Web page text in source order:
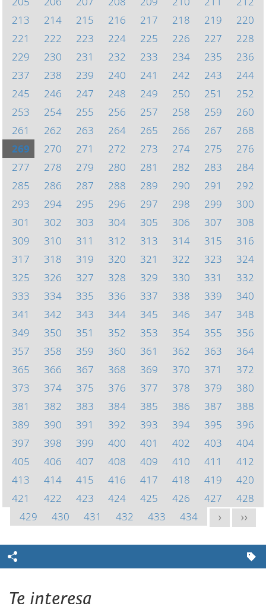
213
214 215 216 217 218 219
220
221
222 223 224 225 226 227
228
229
230 231 232 233 234 235
236
237
238 239 240 241 242 243
244
245
246 247 248 249 250 251
252
253
254 255 256 257 258 259
260
261
262 263 264 265 266 267
268
269
270 271 272 273 274 275
276
277
278 279 280 281 282 283
284
285
286 287 288 289 290 291
292
293
294 295 296 297 298 299
300
301
302 303 304 305 306 307
308
309
310 311 312 313 314 315
316
317
318 319 320 321 322 323
324
325
326 327 328 329 330 331
332
333
334 335 336 337 338 339
340
341
342 343 344 345 346 347
348
349
350 351 352 353 354 355
356
357
358 359 360 361 362 363
364
365
366 367 368 369 370 371
372
373
374 375 376 377 378 379
380
381
382 383 384 385 386 387
388
389
390 391 392 393 394 395
396
397
398 399 400 401 402 403
404
405
406 407 408 409 410 411
412
413
414 415 416 417 418 419
420
421
422 423 424 425 426 427
428
429
430 431 432 433 434 > >>
Te interesa